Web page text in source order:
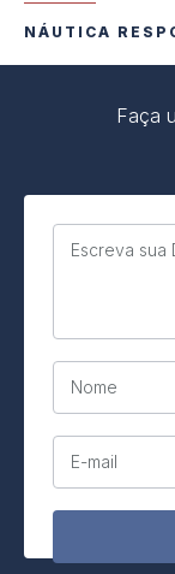
NÁUTICA
Faça
Escreva sua
Nome
E-mail